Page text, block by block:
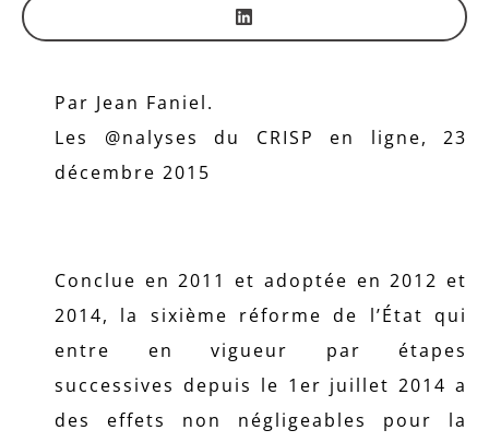
Par Jean Faniel.
Les @nalyses du CRISP en ligne, 23
décembre 2015
Conclue en 2011 et adoptée en 2012 et
2014, la sixième réforme de l’État qui
entre en vigueur par étapes
successives depuis le 1er juillet 2014 a
des effets non négligeables pour la